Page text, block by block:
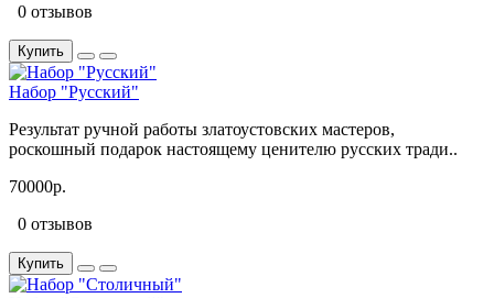
0 отзывов
Купить
Набор "Русский"
Результат ручной работы златоустовских мастеров,
роскошный подарок настоящему ценителю русских тради..
70000р.
0 отзывов
Купить